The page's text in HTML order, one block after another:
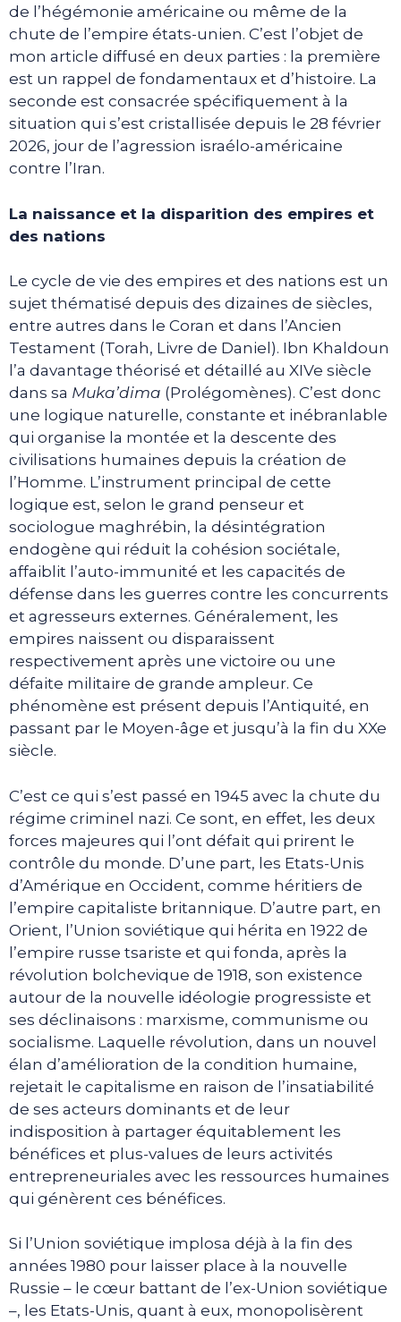
de l’hégémonie américaine ou même de la
chute de l’empire états-unien. C’est l’objet de
mon article diffusé en deux parties : la première
est un rappel de fondamentaux et d’histoire. La
seconde est consacrée spécifiquement à la
situation qui s’est cristallisée depuis le 28 février
2026, jour de l’agression israélo-américaine
contre l’Iran.
La naissance et la disparition des empires et
des nations
Le cycle de vie des empires et des nations est un
sujet thématisé depuis des dizaines de siècles,
entre autres dans le Coran et dans l’Ancien
Testament (Torah, Livre de Daniel). Ibn Khaldoun
l’a davantage théorisé et détaillé au XIVe siècle
dans sa Muka’dima (Prolégomènes). C’est donc
une logique naturelle, constante et inébranlable
qui organise la montée et la descente des
civilisations humaines depuis la création de
l’Homme. L’instrument principal de cette
logique est, selon le grand penseur et
sociologue maghrébin, la désintégration
endogène qui réduit la cohésion sociétale,
affaiblit l’auto-immunité et les capacités de
défense dans les guerres contre les concurrents
et agresseurs externes. Généralement, les
empires naissent ou disparaissent
respectivement après une victoire ou une
défaite militaire de grande ampleur. Ce
phénomène est présent depuis l’Antiquité, en
passant par le Moyen-âge et jusqu’à la fin du XXe
siècle.
C’est ce qui s’est passé en 1945 avec la chute du
régime criminel nazi. Ce sont, en effet, les deux
forces majeures qui l’ont défait qui prirent le
contrôle du monde. D’une part, les Etats-Unis
d’Amérique en Occident, comme héritiers de
l’empire capitaliste britannique. D’autre part, en
Orient, l’Union soviétique qui hérita en 1922 de
l’empire russe tsariste et qui fonda, après la
révolution bolchevique de 1918, son existence
autour de la nouvelle idéologie progressiste et
ses déclinaisons : marxisme, communisme ou
socialisme. Laquelle révolution, dans un nouvel
élan d’amélioration de la condition humaine,
rejetait le capitalisme en raison de l’insatiabilité
de ses acteurs dominants et de leur
indisposition à partager équitablement les
bénéfices et plus-values de leurs activités
entrepreneuriales avec les ressources humaines
qui génèrent ces bénéfices.
Si l’Union soviétique implosa déjà à la fin des
années 1980 pour laisser place à la nouvelle
Russie – le cœur battant de l’ex-Union soviétique
–, les Etats-Unis, quant à eux, monopolisèrent